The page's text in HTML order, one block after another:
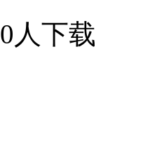
0 人下载